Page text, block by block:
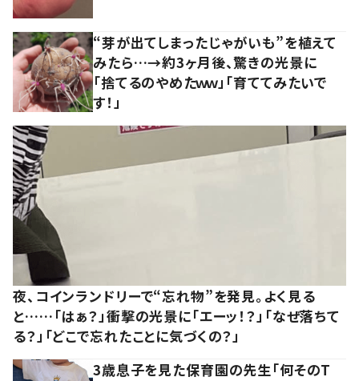
“芽が出てしまったじゃがいも”を植えて
みたら…→約3ヶ月後、驚きの光景に
「捨てるのやめたｗｗ」「育ててみたいで
す！」
夜、コインランドリーで“忘れ物”を発見。よく見る
と……「はぁ？」衝撃の光景に「エーッ！？」「なぜ落ちて
る？」「どこで忘れたことに気づくの？」
3歳息子を見た保育園の先生「何そのT